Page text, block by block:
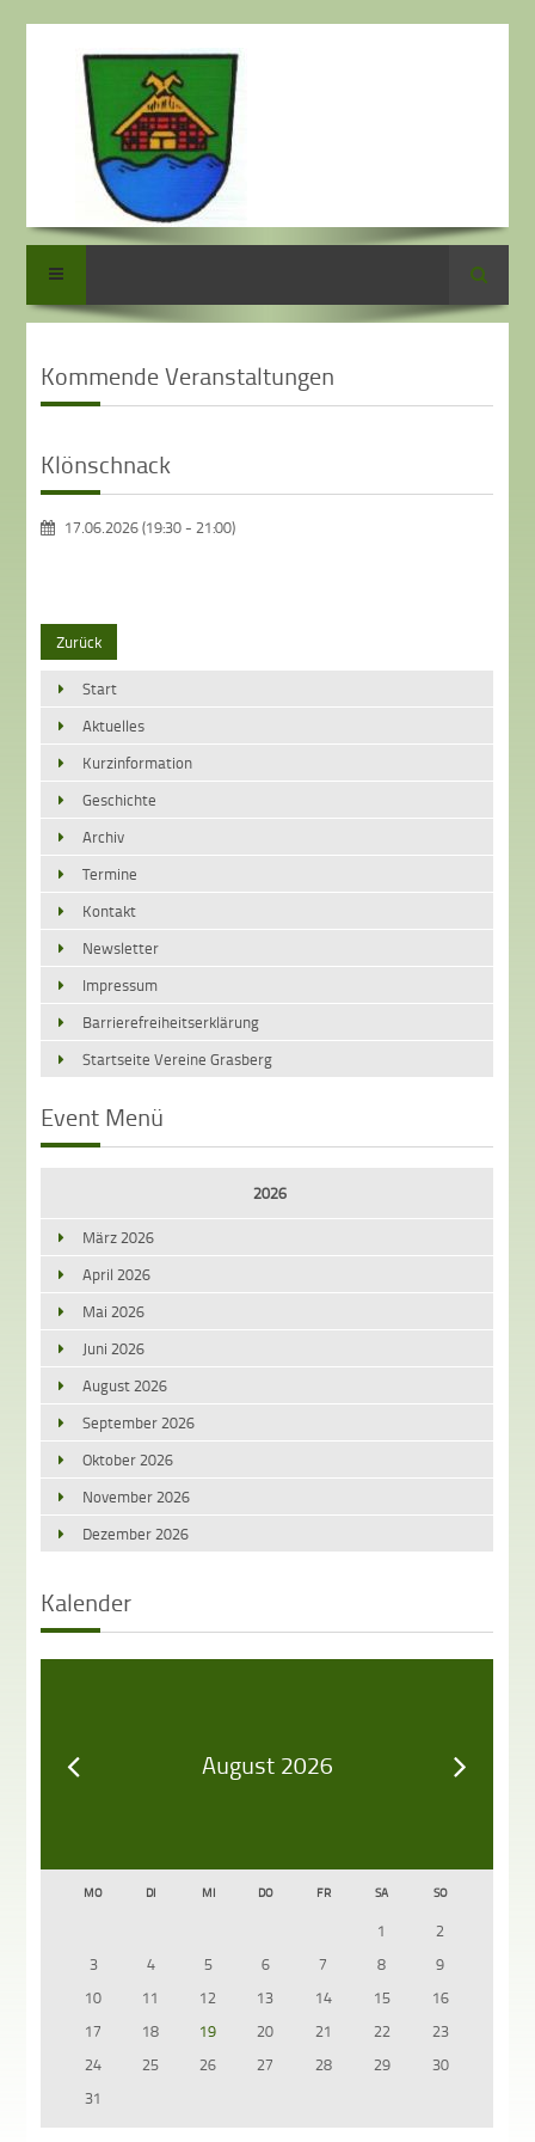
Suche
Kommende Veranstaltungen
Klönschnack
17.06.2026 (19:30-21:00)
Zurück
Start
Aktuelles
Kurzinformation
Geschichte
Archiv
Termine
Kontakt
Newsletter
Impressum
Barrierefreiheitserklärung
Startseite Vereine Grasberg
Event Menü
2026
März 2026
April 2026
Mai 2026
Juni 2026
August 2026
September 2026
Oktober 2026
November 2026
Dezember 2026
Kalender
August 2026
MO DI MI DO FR SA SO
1
2
3
4 5 6 7 8
9
10
11 12 13 14 15
16
17
18 19 20 21 22
23
24
25 26 27 28 29
30
31